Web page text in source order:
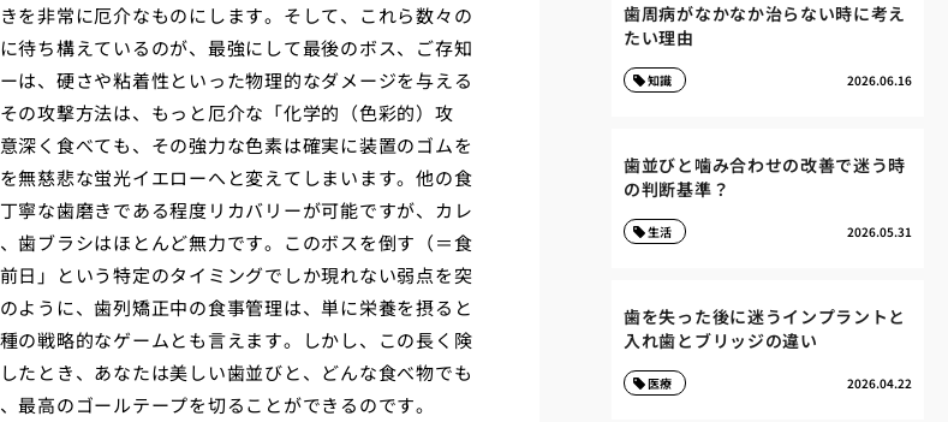
を非常に厄介なものにします。そして、これら数々の
待ち構えているのが、最強にして最後のボス、ご存知
は、硬さや粘着性といった物理的なダメージを与える
の攻撃方法は、もっと厄介な「化学的（色彩的）攻
深く食べても、その強力な色素は確実に装置のゴムを
無慈悲な蛍光イエローへと変えてしまいます。他の食
寧な歯磨きである程度リカバリーが可能ですが、カレ
歯ブラシはほとんど無力です。このボスを倒す（＝食
日」という特定のタイミングでしか現れない弱点を突
ように、歯列矯正中の食事管理は、単に栄養を摂ると
の戦略的なゲームとも言えます。しかし、この長く険
たとき、あなたは美しい歯並びと、どんな食べ物でも
最高のゴールテープを切ることができるのです。
歯周病がなかなか治らない時に考え
たい理由
2026.06.16
知識
歯並びと噛み合わせの改善で迷う時
の判断基準？
2026.05.31
生活
歯を失った後に迷うインプラントと
入れ歯とブリッジの違い
2026.04.22
医療